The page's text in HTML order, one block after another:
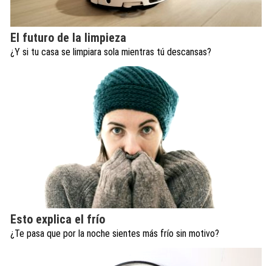
El futuro de la limpieza
¿Y si tu casa se limpiara sola mientras tú descansas?
Esto explica el frío
¿Te pasa que por la noche sientes más frío sin motivo?